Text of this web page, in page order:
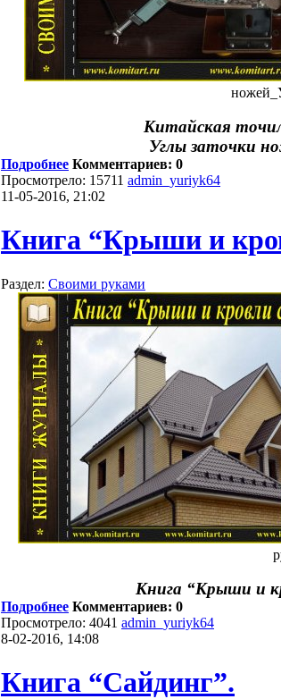
Китайская
Углы заточки
Подробнее Комментариев: 0
Просмотрело: 15711 admin_yuriyk64
11-05-2016, 21:02
Книга “Крыши и
Раздел: Своими руками
Книга “Крыши и
Подробнее Комментариев: 0
Просмотрело: 4041 admin_yuriyk64
8-02-2016, 14:08
Книга “Сайдинг”.